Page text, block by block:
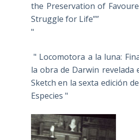
the Preservation of
Struggle for Life””
"
" Locomotora a la luna:
la obra de Darwin revelada
Sketch en la sexta edición
Especies "